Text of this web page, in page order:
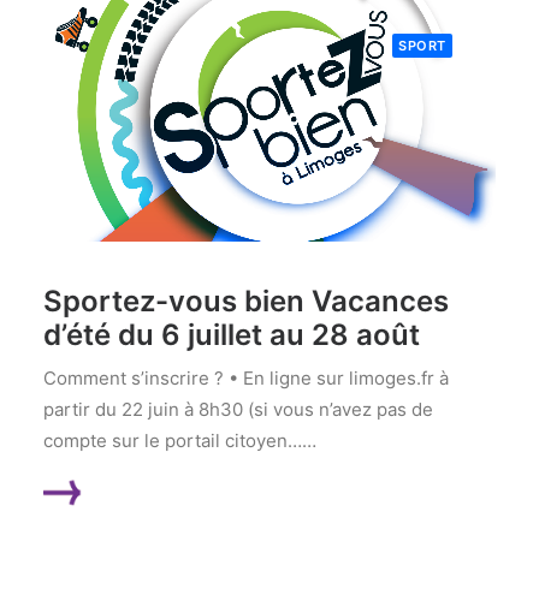
SPORT
Sportez-vous bien Vacances
d’été du 6 juillet au 28 août
Comment s’inscrire ? • En ligne sur limoges.fr à
partir du 22 juin à 8h30 (si vous n’avez pas de
compte sur le portail citoyen……